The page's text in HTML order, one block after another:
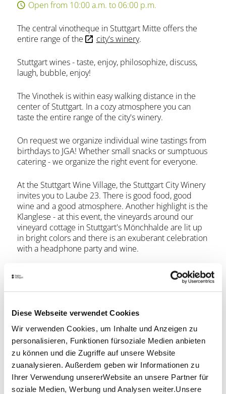
Diese Webseite verwendet Cookies
Wir verwenden Cookies, um Inhalte und Anzeigen zu
personalisieren, Funktionen fürsoziale Medien anbieten
zu können und die Zugriffe auf unsere Website
zuanalysieren. Außerdem geben wir Informationen zu
Ihrer Verwendung unsererWebsite an unsere Partner für
soziale Medien, Werbung und Analysen weiter.Unsere
Open from 10:00 a.m. to 06:00 p.m.
The central vinotheque in Stuttgart Mitte offers the
entire range of the
city's winery.
Stuttgart wines - taste, enjoy, philosophize, discuss,
laugh, bubble, enjoy!
The Vinothek is within easy walking distance in the
center of Stuttgart. In a cozy atmosphere you can
taste the entire range of the city's winery.
On request we organize individual wine tastings from
birthdays to JGA! Whether small snacks or sumptuous
catering - we organize the right event for everyone.
At the Stuttgart Wine Village, the Stuttgart City Winery
invites you to Laube 23. There is good food, good
wine and a good atmosphere. Another highlight is the
Klanglese - at this event, the vineyards around our
vineyard cottage in Stuttgart's Mönchhalde are lit up
in bright colors and there is an exuberant celebration
with a headphone party and wine.
Tips for getting there:
By S-Bahn and U-Bahn: Exit Stadtmitte + 3 min walk
Next to Galeria Kaufhof, C&A
Opening hours
Monday
-
Tuesday
10:00 a.m. - 05:00 p.m.
Wednesday
10:00 a.m. - 05:00 p.m.